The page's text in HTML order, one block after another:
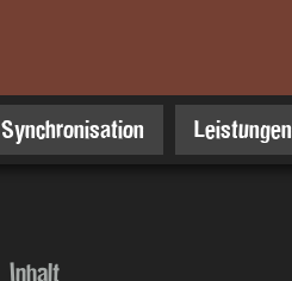
Synchronisation Leistungen
Inhalt